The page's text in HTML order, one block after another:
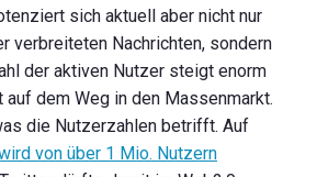
sich aktuell aber nicht nur
verbreiteten Nachrichten, sondern
der aktiven Nutzer steigt enorm
auf dem Weg in den Massenmarkt.
die Nutzerzahlen betrifft. Auf
von über 1 Mio. Nutzern